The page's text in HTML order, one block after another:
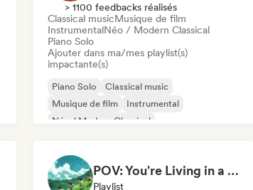
> 1100 feedbacks réalisés
Classical musicMusique de film
InstrumentalNéo / Modern Classical
Piano Solo
Ajouter dans ma/mes playlist(s)
impactante(s)
Piano Solo
Classical music
Musique de film
Instrumental
Néo / Modern Classical
POV: You're Living in a Studio Ghibli Movie 🌱 Neo-Classical Piano & Dream Pop
Playlist